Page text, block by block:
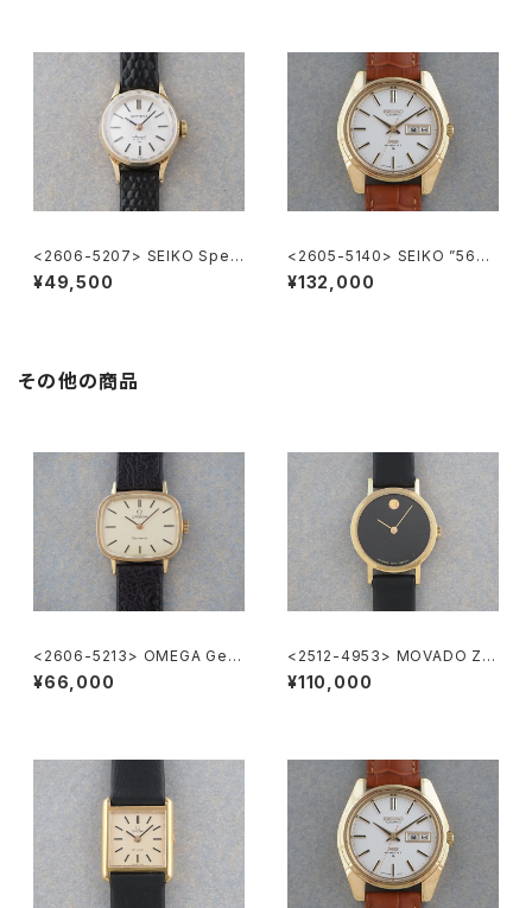
<2606-5207> SEIKO Speci
al
¥49,500
<2605-5140> SEIKO ”56K
S" KING SEIKO
¥132,000
その他の商品
<2606-5213> OMEGA Gen
eve
¥66,000
<2512-4953> MOVADO ZE
NITH "Museum Watch"
¥110,000